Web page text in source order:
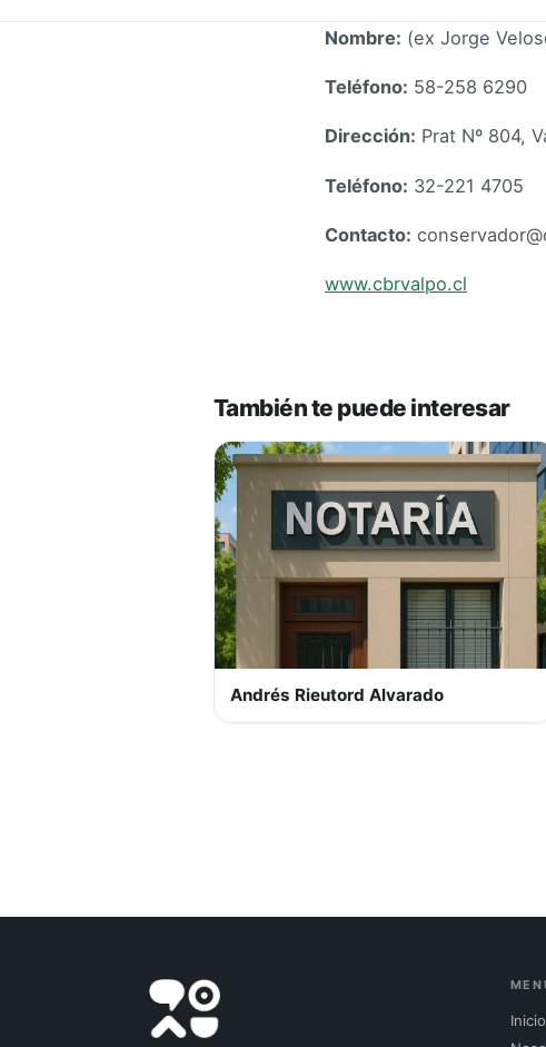
Nombre: (ex Jorge
Teléfono: 58-258 6290
Dirección: Prat Nº 804,
Teléfono: 32-221 4705
Contacto:
www.cbrvalpo.cl
También te puede interesar
Andrés Rieutord Alvarado
Inicio